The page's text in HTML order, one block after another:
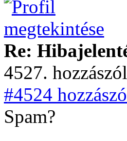
Re:
4527.
#4524
Spam?